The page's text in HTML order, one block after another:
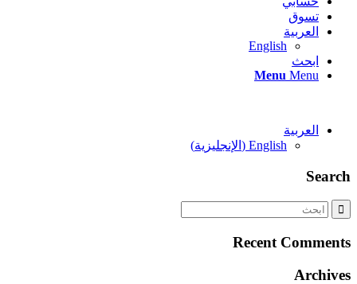
تسوق
العربية
English
ابحث
Menu Menu
العربية
English
( الإنجليزية)
Search
Recent Comments
Archives